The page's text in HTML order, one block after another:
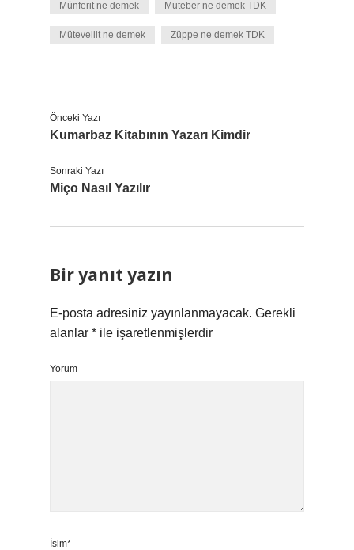
Münferit ne demek Muteber ne demek TDK
Mütevellit ne demek Züppe ne demek TDK
Önceki Yazı
Kumarbaz Kitabının Yazarı Kimdir
Sonraki Yazı
Miço Nasıl Yazılır
Bir yanıt yazın
E-posta adresiniz yayınlanmayacak. Gerekli
alanlar * ile işaretlenmişlerdir
Yorum
İsim*